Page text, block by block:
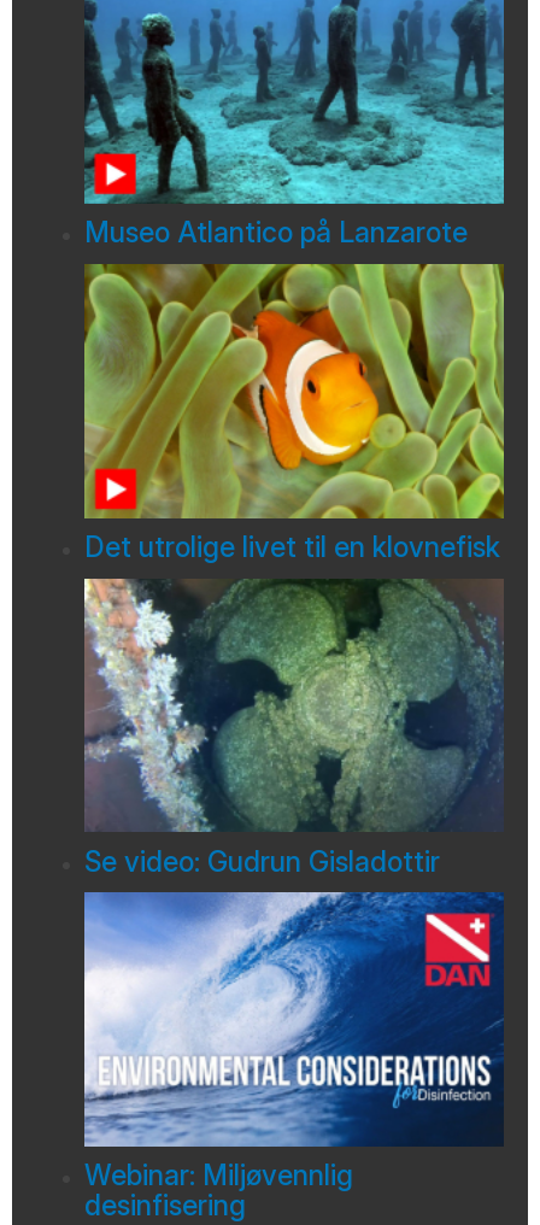
Museo Atlantico på Lanzarote
Det utrolige livet til en klovnefisk
Se video: Gudrun Gisladottir
Webinar: Miljøvennlig
desinfisering